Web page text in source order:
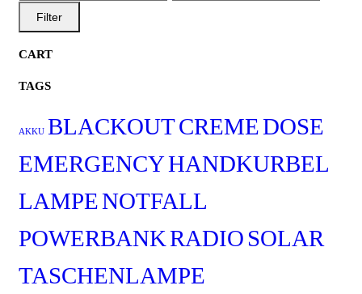
PREISFilter
CART
TAGS
AKKU BLACKOUTCREMEDOSE
EMERGENCYHANDKURBEL
LAMPENOTFALL
POWERBANKRADIO SOLAR
TASCHENLAMPE